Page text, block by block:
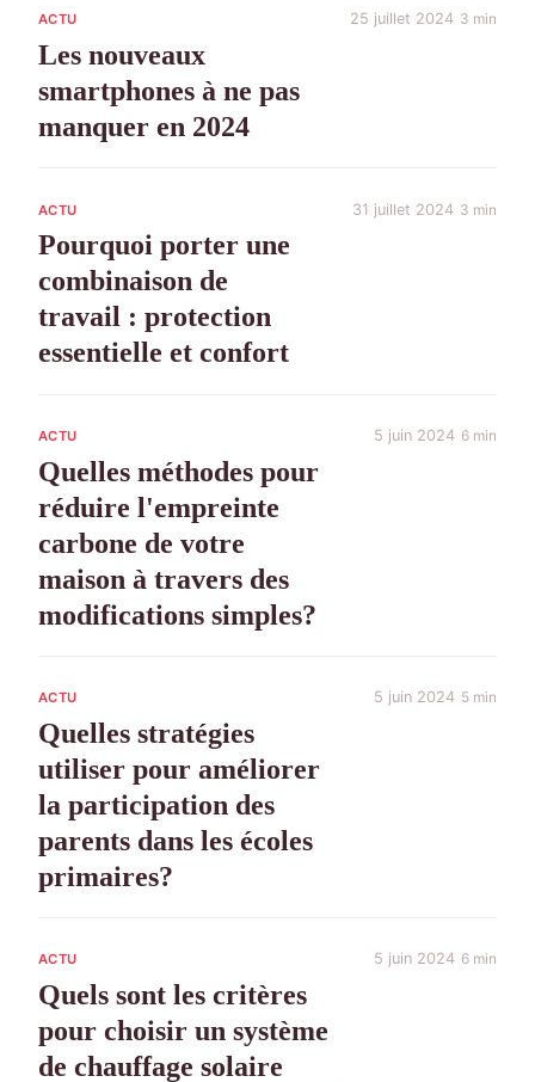
ACTU
Les nouveaux
smartphones à ne pas
manquer en 2024
25 juillet 2024 3 min
ACTU
Pourquoi porter une
combinaison de
travail : protection
essentielle et confort
31 juillet 2024 3 min
ACTU
Quelles méthodes pour
réduire l'empreinte
carbone de votre
maison à travers des
modifications simples?
5 juin 2024 6 min
ACTU
Quelles stratégies
utiliser pour améliorer
la participation des
parents dans les écoles
primaires?
5 juin 2024 5 min
ACTU
Quels sont les critères
pour choisir un système
de chauffage solaire
5 juin 2024 6 min